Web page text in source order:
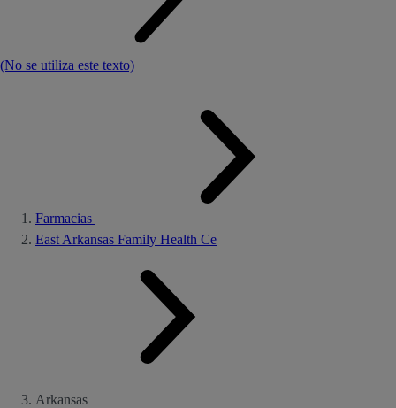
(No se utiliza este texto)
Farmacias
East Arkansas Family Health Ce
Arkansas